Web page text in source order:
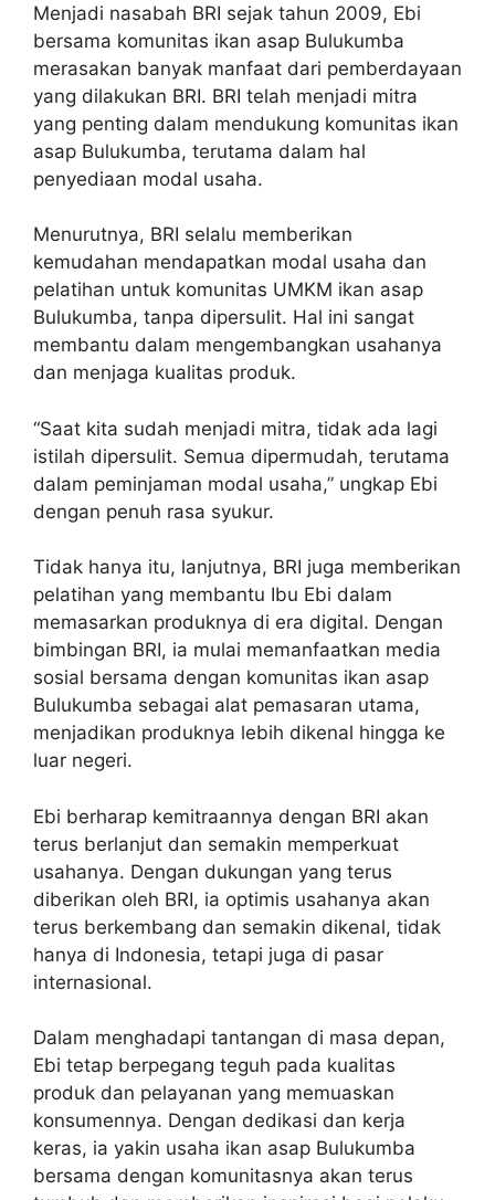
Menjadi nasabah BRI sejak tahun 2009, Ebi
bersama komunitas ikan asap Bulukumba
merasakan banyak manfaat dari pemberdayaan
yang dilakukan BRI. BRI telah menjadi mitra
yang penting dalam mendukung komunitas ikan
asap Bulukumba, terutama dalam hal
penyediaan modal usaha.
Menurutnya, BRI selalu memberikan
kemudahan mendapatkan modal usaha dan
pelatihan untuk komunitas UMKM ikan asap
Bulukumba, tanpa dipersulit. Hal ini sangat
membantu dalam mengembangkan usahanya
dan menjaga kualitas produk.
“Saat kita sudah menjadi mitra, tidak ada lagi
istilah dipersulit. Semua dipermudah, terutama
dalam peminjaman modal usaha,” ungkap Ebi
dengan penuh rasa syukur.
Tidak hanya itu, lanjutnya, BRI juga memberikan
pelatihan yang membantu Ibu Ebi dalam
memasarkan produknya di era digital. Dengan
bimbingan BRI, ia mulai memanfaatkan media
sosial bersama dengan komunitas ikan asap
Bulukumba sebagai alat pemasaran utama,
menjadikan produknya lebih dikenal hingga ke
luar negeri.
Ebi berharap kemitraannya dengan BRI akan
terus berlanjut dan semakin memperkuat
usahanya. Dengan dukungan yang terus
diberikan oleh BRI, ia optimis usahanya akan
terus berkembang dan semakin dikenal, tidak
hanya di Indonesia, tetapi juga di pasar
internasional.
Dalam menghadapi tantangan di masa depan,
Ebi tetap berpegang teguh pada kualitas
produk dan pelayanan yang memuaskan
konsumennya. Dengan dedikasi dan kerja
keras, ia yakin usaha ikan asap Bulukumba
bersama dengan komunitasnya akan terus